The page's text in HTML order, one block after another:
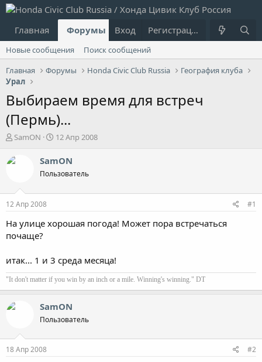
Главная Форумы Что нового?
Вход Регистрация
Новые сообщения
Поиск сообщений
Главная
Форумы Honda Civic Club Russia
География клуба
Урал
Выбираем время для встреч
(Пермь)...
А
т
е
м
ы
SamON
Д
т
н
л
а
12 Апр 2008
SamON
Пользователь
12 Апр 2008 #1
На улице хорошая погода! Может пора встречаться
почаще?
итак... 1 и 3 среда месяца!
"It don't matter if you win by an inch or a mile. Winning's winning." DT
SamON
Пользователь
18 Апр 2008 #2